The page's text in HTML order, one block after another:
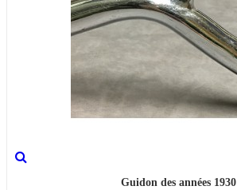
Guidon des années 1930